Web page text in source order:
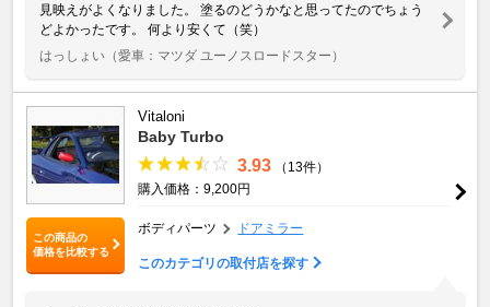
見映えがよくなりました。 塗るのどうかなと思ってたのでちょう
どよかったです。 何より安くて（笑）
はっしょい （愛車：マツダ ユーノスロードスター）
この商品の
価格を比較する
Vitaloni
Baby Turbo
3.93
（13件）
購入価格：9,200円
ボディパーツ ドアミラー
このカテゴリの取付店を探す